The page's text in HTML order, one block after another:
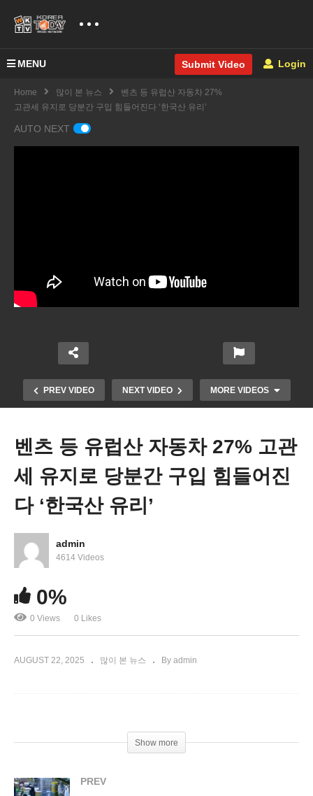
MENU Submit Video Login
Home 많이 본 뉴스
벤츠 등 유럽산 자동차 27%
고관세 유지로 당분간 구입 힘들어진다 ‘한국산 유리’
AUTO NEXT
PREV VIDEO NEXT VIDEO MORE VIDEOS
미국 비자 5500만 명 전면 조사 ‘범죄, 오버스테이,
테러 지지 등 비자 취소’
벤츠 등 유럽산 자동차 27% 고관
세 유지로 당분간 구입 힘들어진
다 ‘한국산 유리’
admin
4614 Videos
0%
0 Views 0 Likes
AUGUST 22, 2025 많이 본 뉴스 By admin
Show more
PREV